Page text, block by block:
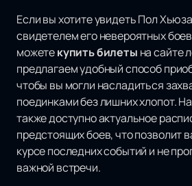
Если вы хотите увидеть Пол
свидетелем его невероятных
можетекупить билеты на сайте
предлагаем удобный способ
чтобы вы могли насладиться
поединками без лишних хлопот.
также доступно актуальное
предстоящих боев, что позволит
курсе последних событий и не
важной встречи.